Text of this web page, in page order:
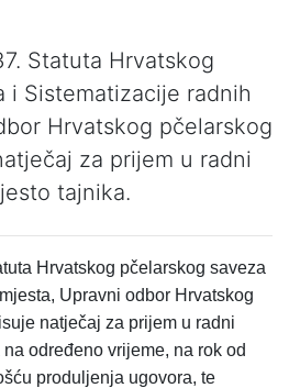
Statuta Hrvatskog
i Sistematizacije radnih
Hrvatskog pčelarskog
za prijem u radni
tajnika.
Hrvatskog pčelarskog saveza
Upravni odbor Hrvatskog
natječaj za prijem u radni
određeno vrijeme, na rok od
produljenja ugovora, te